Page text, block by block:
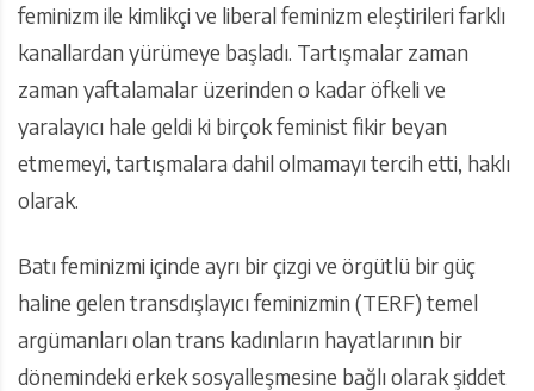
feminizm ile kimlikçi ve liberal feminizm eleştirileri farklı
kanallardan yürümeye başladı. Tartışmalar zaman
zaman yaftalamalar üzerinden o kadar öfkeli ve
yaralayıcı hale geldi ki birçok feminist fikir beyan
etmemeyi, tartışmalara dahil olmamayı tercih etti, haklı
olarak.
Batı feminizmi içinde ayrı bir çizgi ve örgütlü bir güç
haline gelen transdışlayıcı feminizmin (TERF) temel
argümanları olan trans kadınların hayatlarının bir
dönemindeki erkek sosyalleşmesine bağlı olarak şiddet